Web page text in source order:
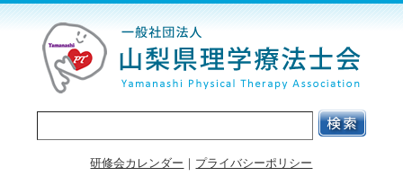
研修会カレンダー ｜ プライバシーポリシー